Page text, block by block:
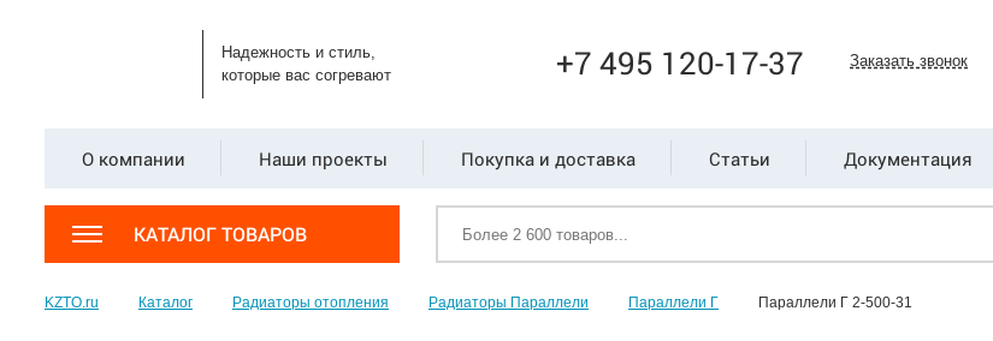
Надежность и стиль,
которые вас согревают
+7 495 120-17-37 Заказать звонок
О компании Наши проекты Покупка и доставка Статьи Документация
КАТАЛОГ ТОВАРОВ
KZTO.ru Каталог Радиаторы отопления Радиаторы Параллели Параллели Г Параллели Г 2-500-31